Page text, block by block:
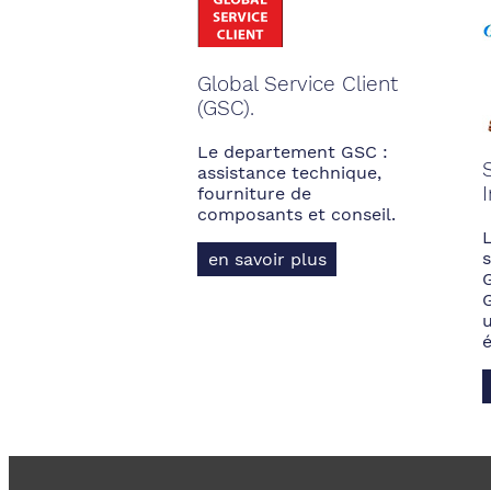
Global Service Client
(GSC).
Le departement GSC :
assistance technique,
fourniture de
composants et conseil.
en savoir plus